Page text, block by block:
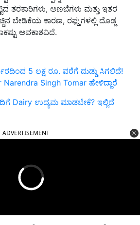
ತರಕಾರಿಗಳು, ಅಣಬೆಗಳು ಮತ್ತು ಇತರ
ಬೇಡಿಕೆಯ ಕಾರಣ, ರಫ್ತುಗಳಲ್ಲಿ ದೊಡ್ಡ
ಅವಕಾಶವಿದೆ.
5 ಲಕ್ಷ ರೂ. ವರೆಗೆ ದುಡ್ಡು ಸಿಗಲಿದೆ!
Singh Tomar ಹೇಳಿದ್ದಾರೆ
Dairy ಉದ್ಯಮ ಮಾಡಬೇಕೆ? ಇಲ್ಲಿದೆ
ADVERTISEMENT